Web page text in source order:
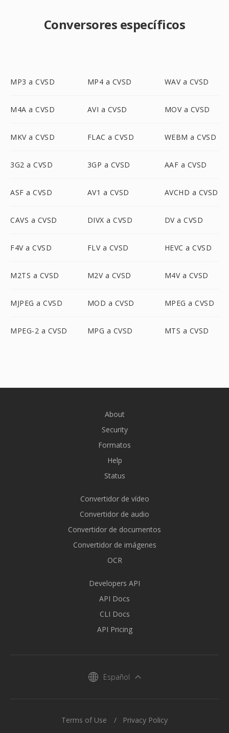
Conversores específicos
MP3 a CVSD MP4 a CVSD WAV a CVSD
M4A a CVSD AVI a CVSD MOV a CVSD
MKV a CVSD FLAC a CVSD WEBM a CVSD
3G2 a CVSD 3GP a CVSD AAF a CVSD
ASF a CVSD AV1 a CVSD AVCHD a CVSD
CAVS a CVSD DIVX a CVSD DV a CVSD
F4V a CVSD FLV a CVSD HEVC a CVSD
M2TS a CVSD M2V a CVSD M4V a CVSD
MJPEG a CVSD MOD a CVSD MPEG a CVSD
MPEG-2 a CVSD MPG a CVSD MTS a CVSD
About
Security
Formatos
Help
Status
Convertidor de vídeo
Convertidor de audio
Convertidor de documentos
Convertidor de imágenes
OCR
Developers API
API Docs
CLI Docs
API Pricing
Español
Terms of Use Privacy Policy